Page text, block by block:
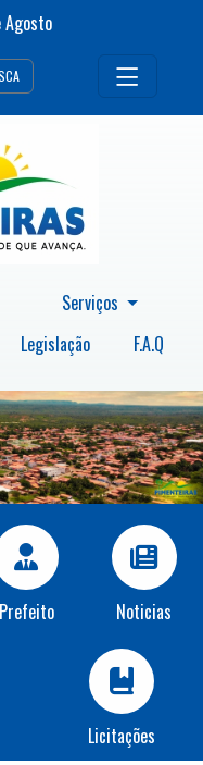
Agosto
Serviços
Legislação F.A.Q
Prefeito Noticias
Licitações